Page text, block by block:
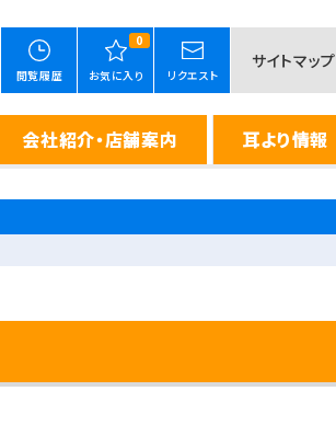
閲覧履歴
0
お気に入り リクエスト
サイトマップ
会社紹介・店舗案内 耳より情報